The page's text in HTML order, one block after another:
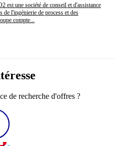
est une société de conseil et d'assistance
de l'ingénierie de process et des
compte...
de recherche d'offres ?